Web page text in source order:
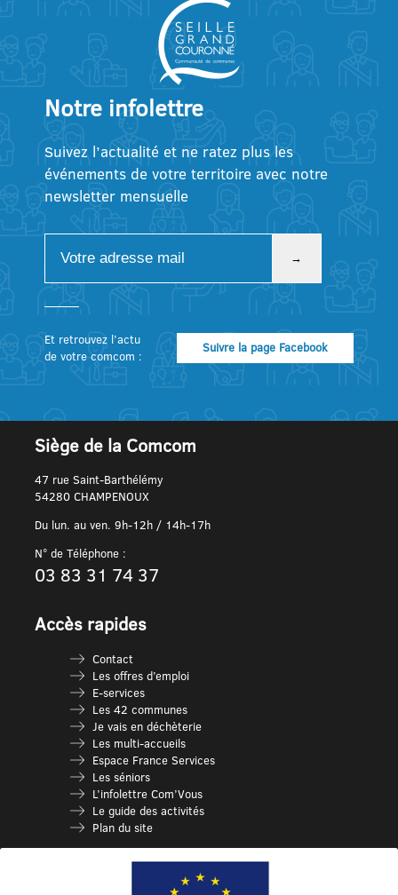
Notre infolettre
Suivez l’actualité et ne ratez plus les
événements de votre territoire avec notre
newsletter mensuelle
Et retrouvez l’actu
de votre comcom :
Suivre la page Facebook
Siège de la Comcom
47 rue Saint-Barthélémy
54280 CHAMPENOUX
Du lun. au ven. 9h-12h / 14h-17h
N° de Téléphone :
03 83 31 74 37
Accès rapides
Contact
Les offres d’emploi
E-services
Les 42 communes
Je vais en déchèterie
Les multi-accueils
Espace France Services
Les séniors
L’infolettre Com’Vous
Le guide des activités
Plan du site